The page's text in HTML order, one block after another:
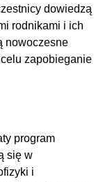
dowiedzą
rodnikami i ich
nowoczesne
zapobieganie
program
się w
i